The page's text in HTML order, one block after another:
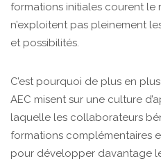
formations initiales courent le
n’exploitent pas pleinement
et possibilités.
C’est pourquoi de plus en
AEC misent sur une culture
laquelle les collaborateurs
formations complémentaires
pour développer davantage